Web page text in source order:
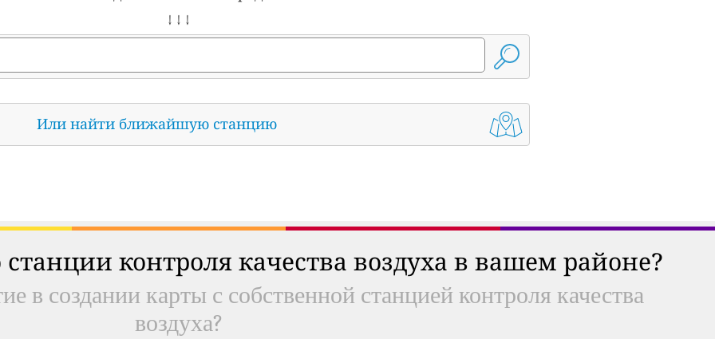
↓ ↓ ↓
Или найти ближайшую станцию
контроля качества воздуха в вашем районе?
в создании карты с собственной станцией контроля качества
воздуха?